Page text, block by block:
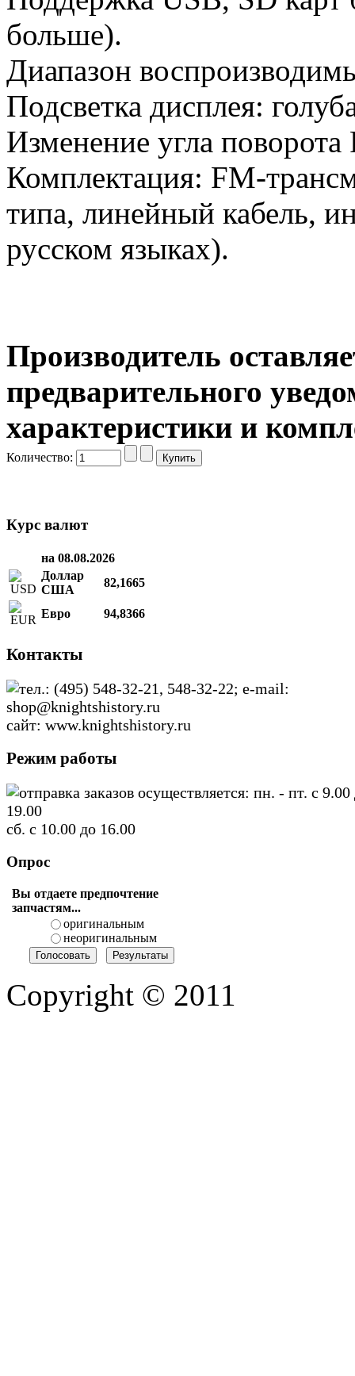
больше).
Диапазон
Подсветка дисплея:
Изменение угла
Комплектация: FM-
типа, линейный кабель,
русском языках).
Производитель
предварительного
характеристики и
Количество:
Курс валют
на 08.08.2026
Доллар
США
82,1665
Евро 94,8366
Контакты
тел.: (495) 548-32-21, 548-32-22; e-mail:
shop@knightshistory.ru
сайт: www.knightshistory.ru
Режим работы
отправка заказов осуществляется: пн. - пт. с 9.00
19.00
сб. с 10.00 до 16.00
Опрос
Вы отдаете предпочтение
запчастям...
оригинальным
неоригинальным
Copyright © 2011